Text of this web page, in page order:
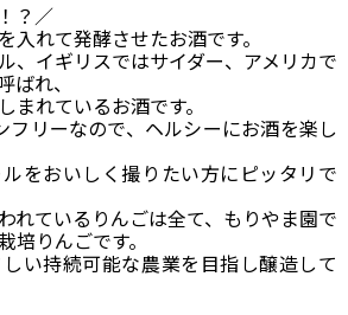
？／
入れて発酵させたお酒です。
、イギリスではサイダー、アメリカで
ばれ、
まれているお酒です。
フリーなので、ヘルシーにお酒を楽し
をおいしく撮りたい方にピッタリで
れているりんごは全て、もりやま園で
培りんごです。
い持続可能な農業を目指し醸造して